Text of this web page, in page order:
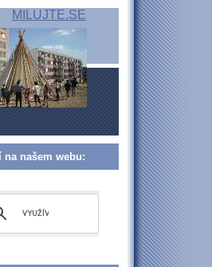
MILUJTE.SE
na našem webu: